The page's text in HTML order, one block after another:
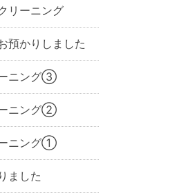
リーニング
預かりしました
ニング③
ニング②
ニング①
ました